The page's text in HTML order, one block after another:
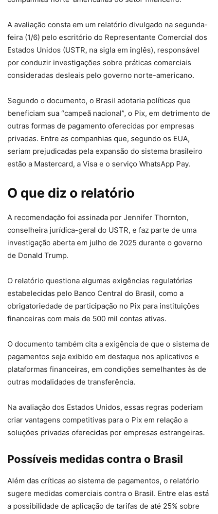
A avaliação consta em um relatório divulgado na segunda-
feira (1/6) pelo escritório do Representante Comercial dos
Estados Unidos (USTR, na sigla em inglês), responsável
por conduzir investigações sobre práticas comerciais
consideradas desleais pelo governo norte-americano.
Segundo o documento, o Brasil adotaria políticas que
beneficiam sua “campeã nacional”, o Pix, em detrimento de
outras formas de pagamento oferecidas por empresas
privadas. Entre as companhias que, segundo os EUA,
seriam prejudicadas pela expansão do sistema brasileiro
estão a Mastercard, a Visa e o serviço WhatsApp Pay.
O que diz o relatório
A recomendação foi assinada por Jennifer Thornton,
conselheira jurídica-geral do USTR, e faz parte de uma
investigação aberta em julho de 2025 durante o governo
de Donald Trump.
O relatório questiona algumas exigências regulatórias
estabelecidas pelo Banco Central do Brasil, como a
obrigatoriedade de participação no Pix para instituições
financeiras com mais de 500 mil contas ativas.
O documento também cita a exigência de que o sistema de
pagamentos seja exibido em destaque nos aplicativos e
plataformas financeiras, em condições semelhantes às de
outras modalidades de transferência.
Na avaliação dos Estados Unidos, essas regras poderiam
criar vantagens competitivas para o Pix em relação a
soluções privadas oferecidas por empresas estrangeiras.
Possíveis medidas contra o Brasil
Além das críticas ao sistema de pagamentos, o relatório
sugere medidas comerciais contra o Brasil. Entre elas está
a possibilidade de aplicação de tarifas de até 25% sobre